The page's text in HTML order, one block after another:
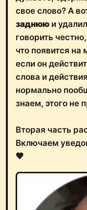
свое слово? А
и
говорить
что появится на
если он
слова и
нормально
знаем, этого не
Вторая часть
Включаем
🧡